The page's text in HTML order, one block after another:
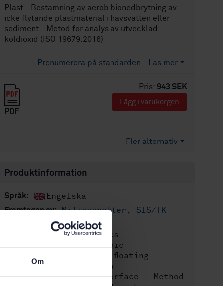
Om
Plast - Bestämning av aerob bionedbrytning av
icke flytande plastmaterial i havsvatten eller
sediment - Metod för analys av utvecklad
koldioxid (ISO 19679:2016)
Prenumerera på standarden - Läs mer
Pris: 943 SEK
PDF
Lägg i varukorgen
Fler alternativ
Produktinformation
Språk: Engelska
Framtagen av:
Miljöaspekter, SIS/TK
Internationell titel:Plastics -
Determination of aerobic
biodegradation of non-floating
plastic materials in a
seawater/sediment interface - Method